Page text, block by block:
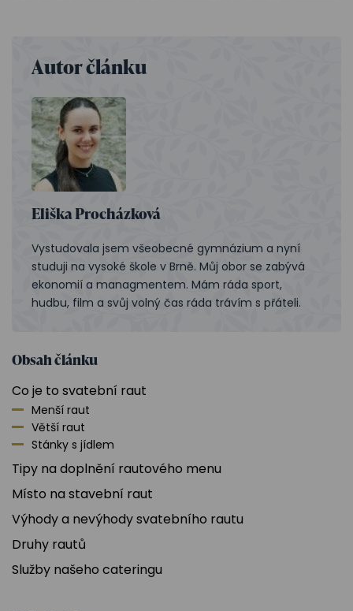
Autor článku
Eliška Procházková
Vystudovala jsem všeobecné gymnázium a nyní
studuji na vysoké škole v Brně. Můj obor se zabývá
ekonomií a managmentem. Mám ráda sport,
hudbu, film a svůj volný čas ráda trávím s přáteli.
Obsah článku
Co je to svatební raut
Menší raut
Větší raut
Stánky s jídlem
Tipy na doplnění rautového menu
Místo na stavební raut
Výhody a nevýhody svatebního rautu
Druhy rautů
Služby našeho cateringu